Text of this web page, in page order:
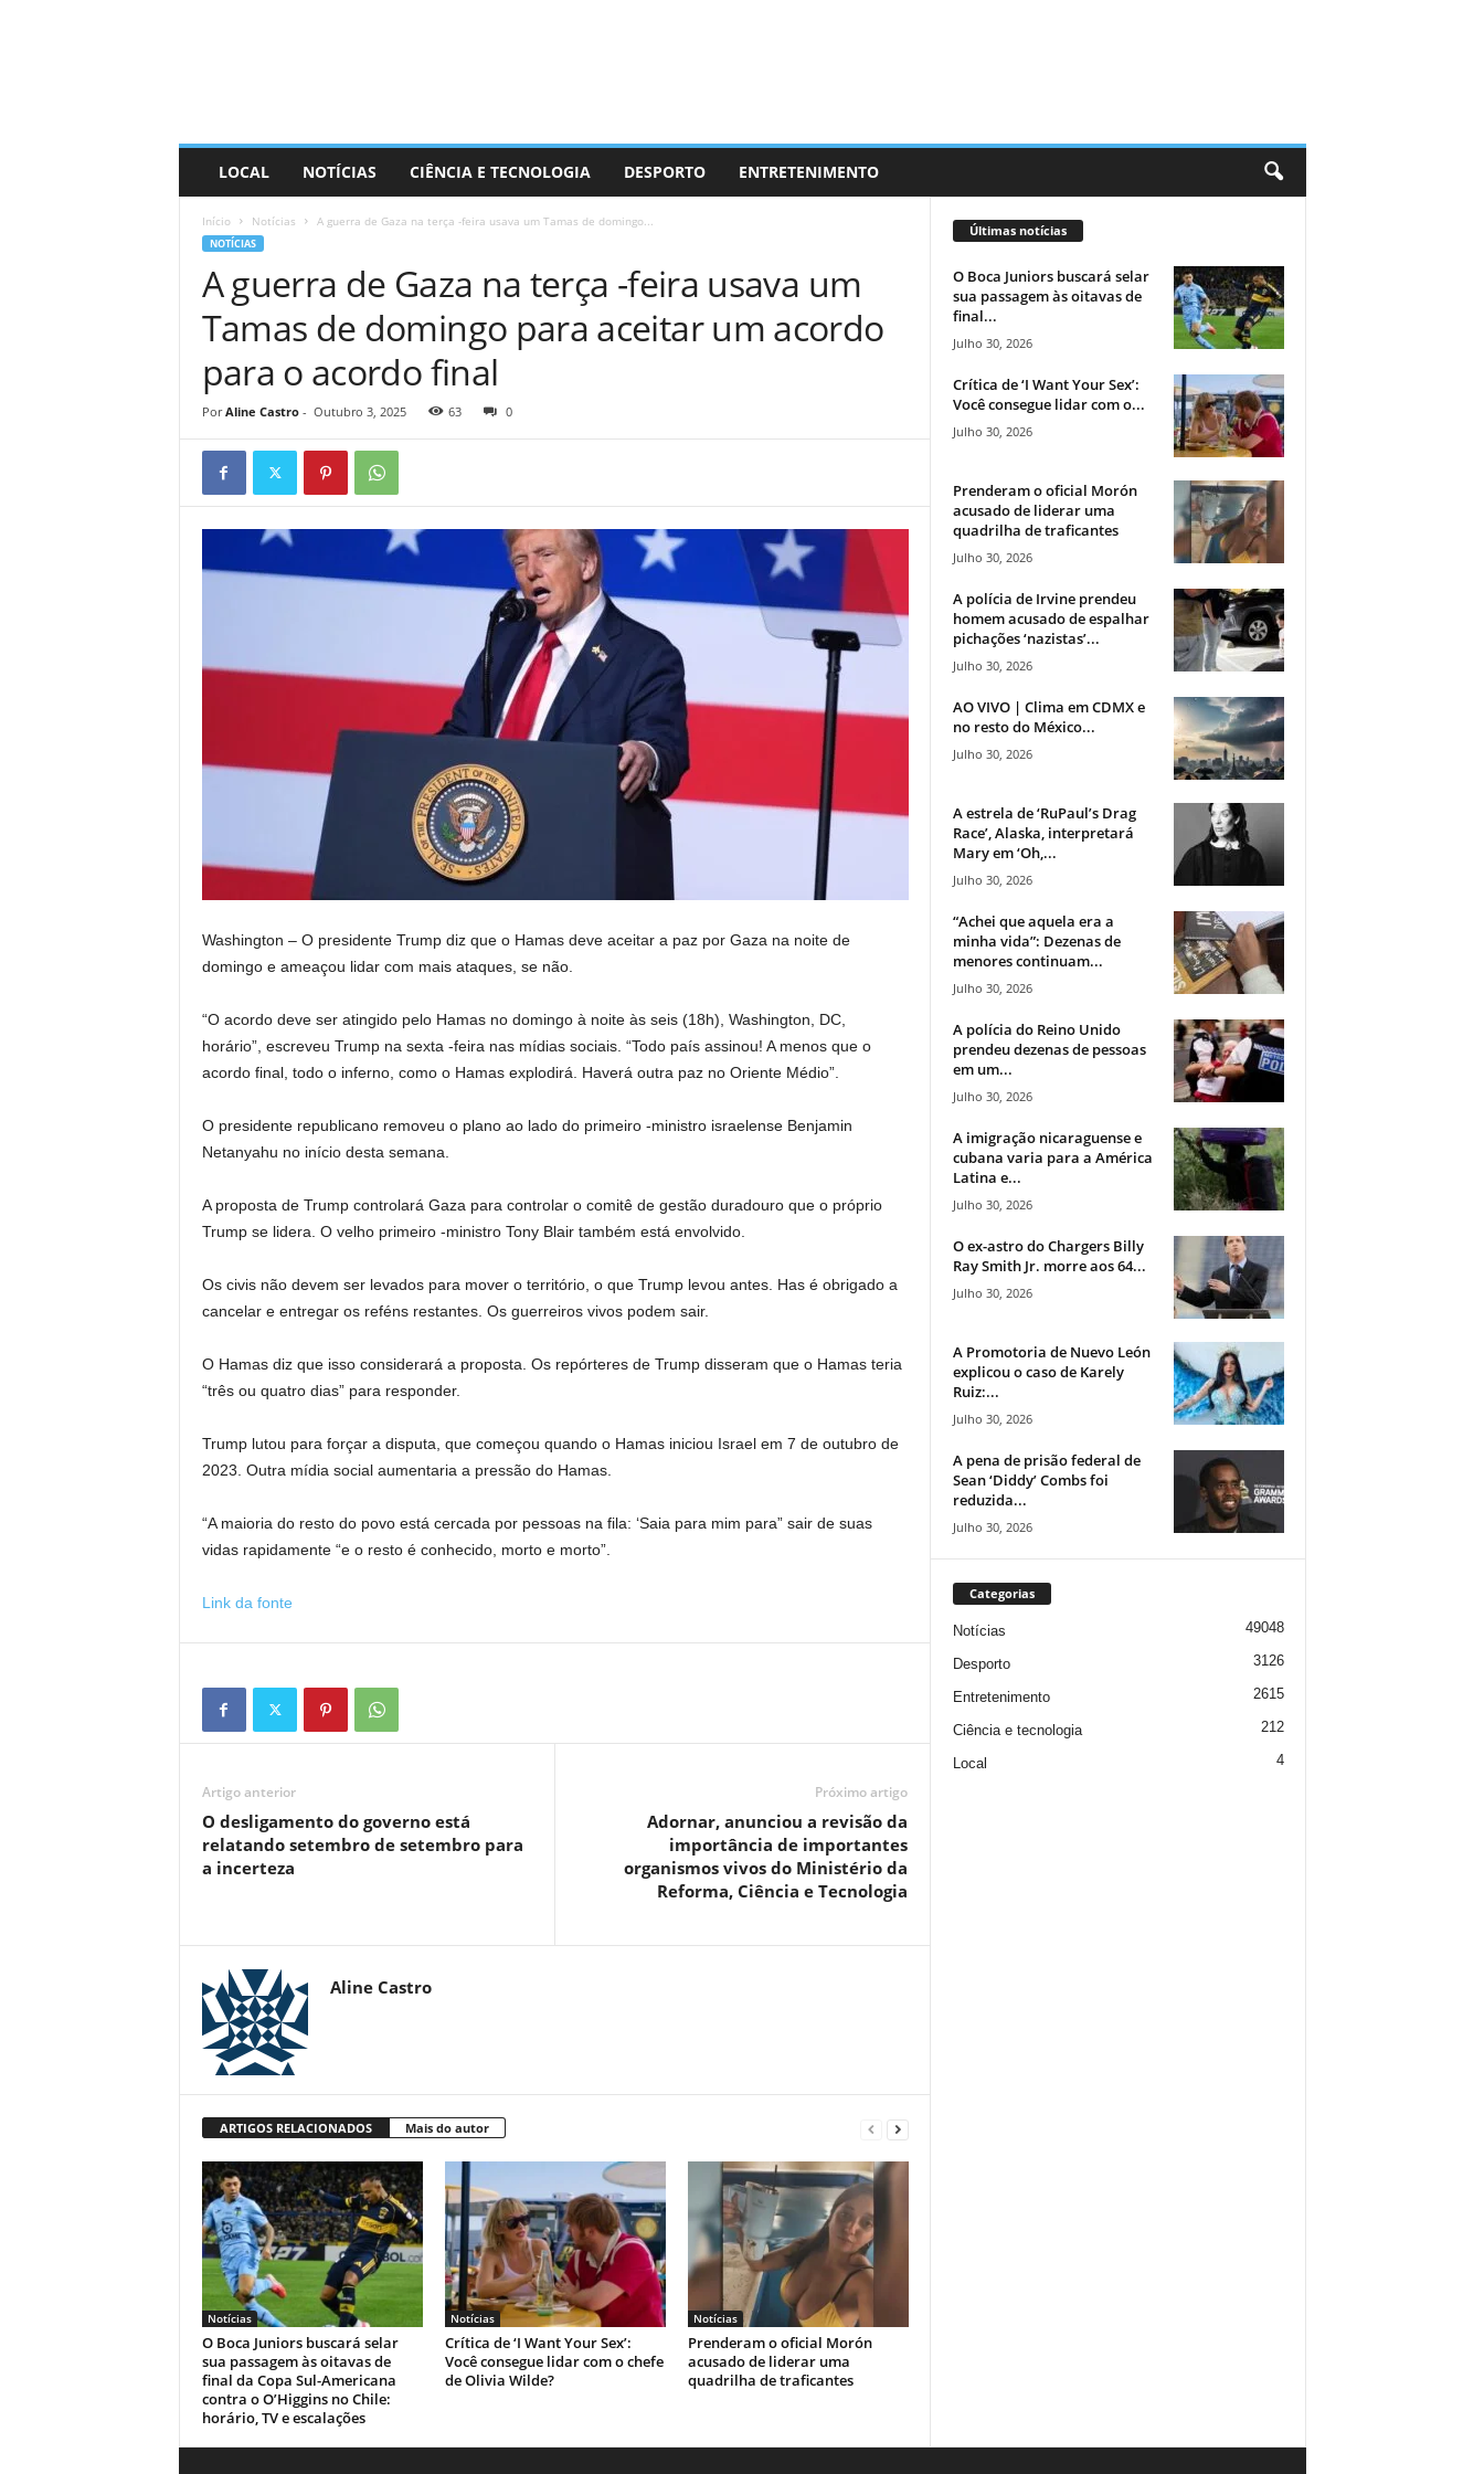
LOCAL NOTÍCIAS CIÊNCIA E TECNOLOGIA DESPORTO ENTRETENIMENTO
Início Notícias A guerra de Gaza na terça -feira usava um Tamas de domingo...
NOTÍCIAS
A guerra de Gaza na terça -feira usava um
Tamas de domingo para aceitar um acordo
para o acordo final
Por Aline Castro- Outubro 3, 2025 63 0
Washington – O presidente Trump diz que o Hamas deve aceitar a paz por Gaza na noite de
domingo e ameaçou lidar com mais ataques, se não.
“O acordo deve ser atingido pelo Hamas no domingo à noite às seis (18h), Washington, DC,
horário”, escreveu Trump na sexta -feira nas mídias sociais. “Todo país assinou! A menos que o
acordo final, todo o inferno, como o Hamas explodirá. Haverá outra paz no Oriente Médio”.
O presidente republicano removeu o plano ao lado do primeiro -ministro israelense Benjamin
Netanyahu no início desta semana.
A proposta de Trump controlará Gaza para controlar o comitê de gestão duradouro que o próprio
Trump se lidera. O velho primeiro -ministro Tony Blair também está envolvido.
Os civis não devem ser levados para mover o território, o que Trump levou antes. Has é obrigado a
cancelar e entregar os reféns restantes. Os guerreiros vivos podem sair.
O Hamas diz que isso considerará a proposta. Os repórteres de Trump disseram que o Hamas teria
“três ou quatro dias” para responder.
Trump lutou para forçar a disputa, que começou quando o Hamas iniciou Israel em 7 de outubro de
2023. Outra mídia social aumentaria a pressão do Hamas.
“A maioria do resto do povo está cercada por pessoas na fila: ‘Saia para mim para” sair de suas
vidas rapidamente “e o resto é conhecido, morto e morto”.
Link da fonte
Artigo anterior
O desligamento do governo está
relatando setembro de setembro para
a incerteza
Próximo artigo
Adornar, anunciou a revisão da
importância de importantes
organismos vivos do Ministério da
Reforma, Ciência e Tecnologia
Aline Castro
ARTIGOS RELACIONADOS Mais do autor
Notícias
O Boca Juniors buscará selar
sua passagem às oitavas de
final da Copa Sul-Americana
contra o O’Higgins no Chile:
horário, TV e escalações
Notícias
Crítica de ‘I Want Your Sex’:
Você consegue lidar com o chefe
de Olivia Wilde?
Notícias
Prenderam o oficial Morón
acusado de liderar uma
quadrilha de traficantes
Últimas notícias
O Boca Juniors buscará selar
sua passagem às oitavas de
final...
Julho 30, 2026
Crítica de ‘I Want Your Sex’:
Você consegue lidar com o...
Julho 30, 2026
Prenderam o oficial Morón
acusado de liderar uma
quadrilha de traficantes
Julho 30, 2026
A polícia de Irvine prendeu
homem acusado de espalhar
pichações ‘nazistas’...
Julho 30, 2026
AO VIVO | Clima em CDMX e
no resto do México...
Julho 30, 2026
A estrela de ‘RuPaul’s Drag
Race’, Alaska, interpretará
Mary em ‘Oh,...
Julho 30, 2026
“Achei que aquela era a
minha vida”: Dezenas de
menores continuam...
Julho 30, 2026
A polícia do Reino Unido
prendeu dezenas de pessoas
em um...
Julho 30, 2026
A imigração nicaraguense e
cubana varia para a América
Latina e...
Julho 30, 2026
O ex-astro do Chargers Billy
Ray Smith Jr. morre aos 64...
Julho 30, 2026
A Promotoria de Nuevo León
explicou o caso de Karely
Ruiz:...
Julho 30, 2026
A pena de prisão federal de
Sean ‘Diddy’ Combs foi
reduzida...
Julho 30, 2026
Categorias
Notícias 49048
Desporto 3126
Entretenimento 2615
Ciência e tecnologia 212
Local 4